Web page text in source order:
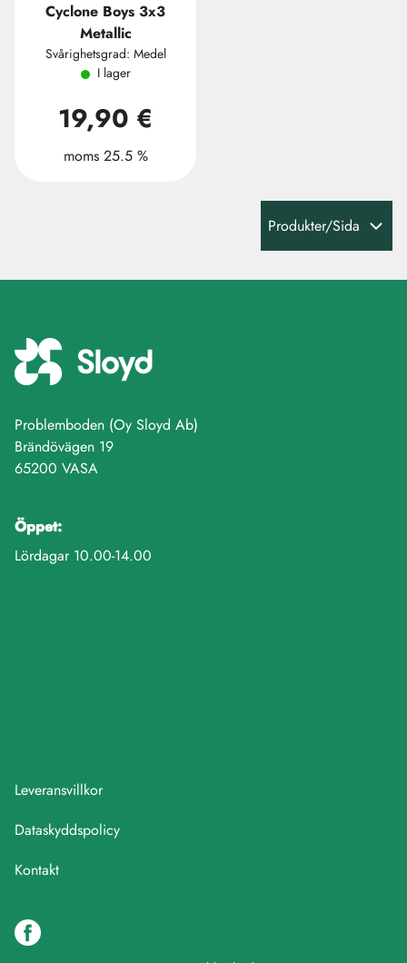
Cyclone Boys 3x3
Metallic
Svårighetsgrad: Medel
I lager
19,90 €
moms 25.5 %
Produkter/Sida
Problemboden (Oy Sloyd Ab)
Brändövägen 19
65200 VASA
Öppet:
Lördagar 10.00-14.00
Leveransvillkor
Dataskyddspolicy
Kontakt